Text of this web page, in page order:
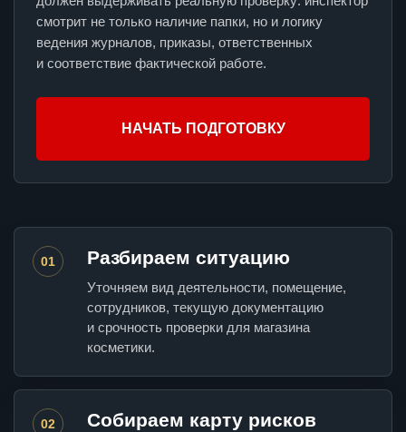
смотрит не только наличие папки, но и логику
ведения журналов, приказы, ответственных
и соответствие фактической работе.
НАЧАТЬ ПОДГОТОВКУ
01 Разбираем ситуацию
Уточняем вид деятельности, помещение,
сотрудников, текущую документацию
и срочность проверки для магазина
косметики.
02 Собираем карту рисков